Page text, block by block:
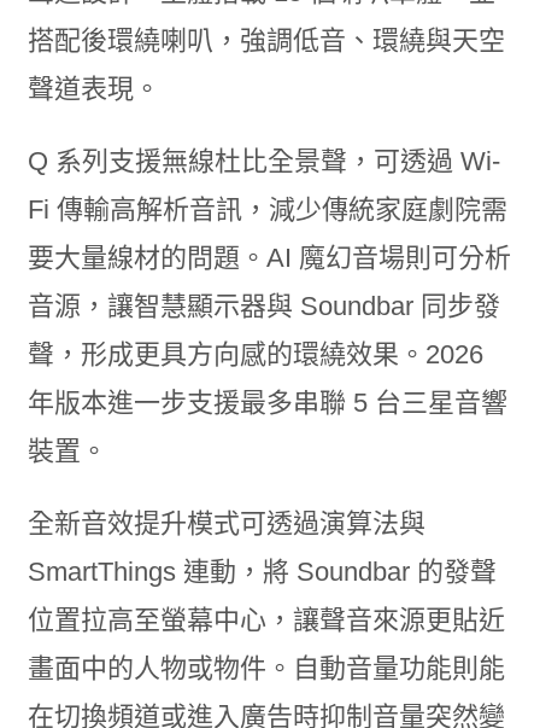
搭配後環繞喇叭，強調低音、環繞與天空
聲道表現。
Q 系列支援無線杜比全景聲，可透過 Wi-
Fi 傳輸高解析音訊，減少傳統家庭劇院需
要大量線材的問題。AI 魔幻音場則可分析
音源，讓智慧顯示器與 Soundbar 同步發
聲，形成更具方向感的環繞效果。2026
年版本進一步支援最多串聯 5 台三星音響
裝置。
全新音效提升模式可透過演算法與
SmartThings 連動，將 Soundbar 的發聲
位置拉高至螢幕中心，讓聲音來源更貼近
畫面中的人物或物件。自動音量功能則能
在切換頻道或進入廣告時抑制音量突然變